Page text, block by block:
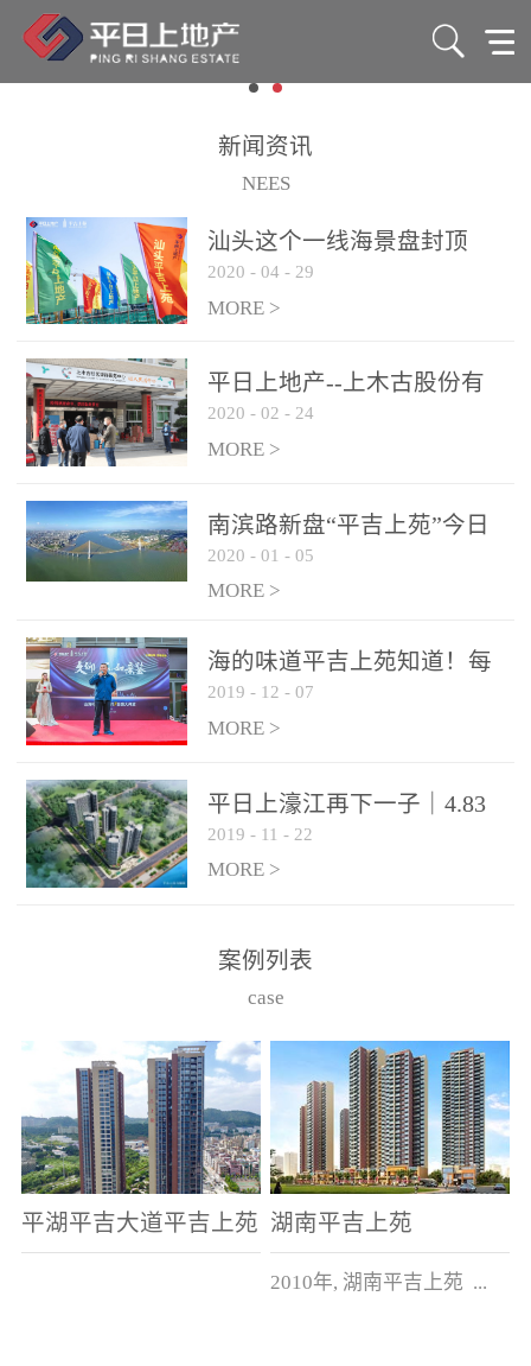
新闻资讯
NEES
汕头这个一线海景盘封顶
了！88-165㎡准现房7字头
起！
2020 - 04 - 29
MORE >
平日上地产--上木古股份有
限公司爱心捐赠活动
2020 - 02 - 24
MORE >
南滨路新盘“平吉上苑”今日
开盘，７字头起价！120套
88-129㎡三房房源推出
2020 - 01 - 05
MORE >
海的味道平吉上苑知道！每
个房间都能看海的样板间开
放了！
2019 - 12 - 07
MORE >
平日上濠江再下一子｜4.83
亿竞得茂洲岩73亩地块！
2019 - 11 - 22
MORE >
案例列表
case
平湖平吉大道平吉上苑 湖南平吉上苑
2010年, 湖南平吉上苑 ...